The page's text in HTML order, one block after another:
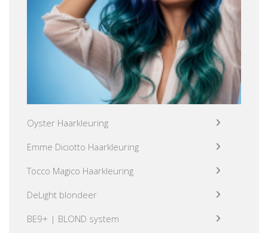
Oyster Haarkleuring
Emme Diciotto Haarkleuring
Tocco Magico Haarkleuring
DeLight blondeer
BE9+ | BLOND system